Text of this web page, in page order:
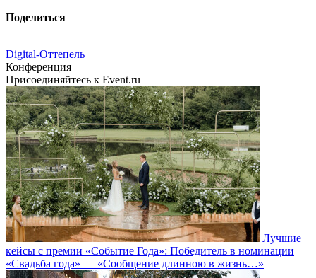
Поделиться
Digital-Оттепель
Конференция
Присоединяйтесь к Event.ru
Лучшие
кейсы с премии «Событие Года»: Победитель в номинации
«Свадьба года» — «Сообщение длинною в жизнь…»